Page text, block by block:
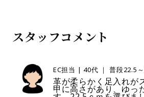
スタッフコメント
EC担当 | 40代 ｜ 普段22.5
革が柔らかく足入れが
甲に高さがあり、ゆっ